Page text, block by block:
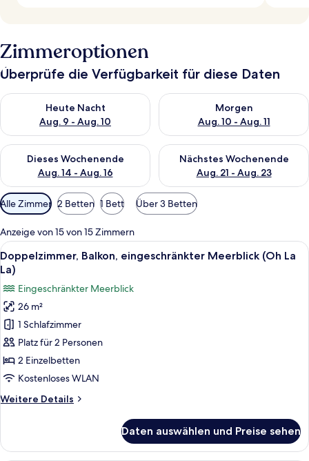
Zimmeroptionen
Überprüfe die Verfügbarkeit für diese Daten
Heute Nacht
Aug. 9 - Aug. 10
Überprüfe die Verfügbarkeit für heute Nacht, Aug. 9 - Aug.
Morgen
Aug. 10 - Aug. 11
Überprüfe die Verfügbarkeit
Dieses Wochenende
Aug. 14 - Aug. 16
Überprüfe die Verfügbarkeit für dieses Wochenende, Aug. 14
Nächstes Wochenende
Aug. 21 - Aug. 23
Überprüfe die Verfügbarkeit
Verfügbare
Filter
für
Zimmer
Alle Zimmer 2 Betten 1 Bett Über 3 Betten
Anzeige von 15 von 15 Zimmern
Alle
Fotos
für
Doppelzimmer,
Balkon,
eingeschränkter
Meerblick
(Oh
La
anzeigen
Ein modernes Hotelzimmer mit
9
Doppelzimmer, Balkon, eingeschränkter Meerblick (Oh La
La)
Eingeschränkter Meerblick
26 m²
1 Schlafzimmer
Platz für 2 Personen
2 Einzelbetten
Kostenloses WLAN
Weitere Details
Weitere
Balkon,
Daten auswählen und Preise sehen